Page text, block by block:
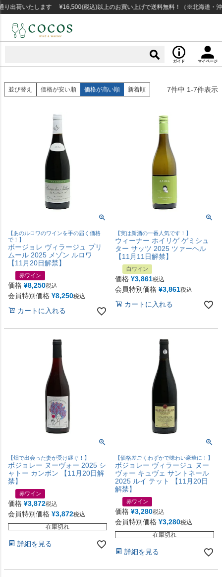
出荷いたします ¥16,500(税込)以上のお買い上げで送料無料！（※北海道・沖
ガイド マイページ
並び替え 価格が安い順 価格が高い順 新着順 7件中 1-7件表示
【あのルロワのワインを手の届く価格
で！】
ボージョレ ヴィラージュ プリ
ムール 2025 メゾン ルロワ
【11月20日解禁】
赤ワイン
価格 ¥8,250税込
会員特別価格 ¥8,250税込
カートに入れる
【実は新酒の一番人気です！】
ウィーナー ホイリゲ ゲミシュ
ター サッツ 2025 ツァーヘル
【11月11日解禁】
白ワイン
価格 ¥3,861税込
会員特別価格 ¥3,861税込
カートに入れる
【畑で出会った妻が受け継ぐ！】
ボジョレー ヌーヴォー 2025 シ
ャトー カンボン 【11月20日解
禁】
赤ワイン
価格 ¥3,872税込
会員特別価格 ¥3,872税込
在庫切れ
詳細を見る
【価格差ごくわずかで味わい豪華に！】
ボジョレー ヴィラージュ ヌー
ヴォー キュヴェ サントネール
2025 ルイ テット 【11月20日
解禁】
赤ワイン
価格 ¥3,280税込
会員特別価格 ¥3,280税込
在庫切れ
詳細を見る